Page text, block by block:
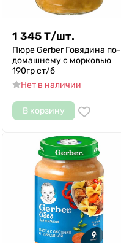
1 345Т/шт.
Пюре Gerber Говядина по-
домашнему с морковью
190гр ст/б
Нет в наличии
В корзину